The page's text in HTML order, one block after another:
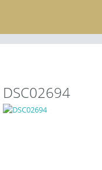
DSC02694